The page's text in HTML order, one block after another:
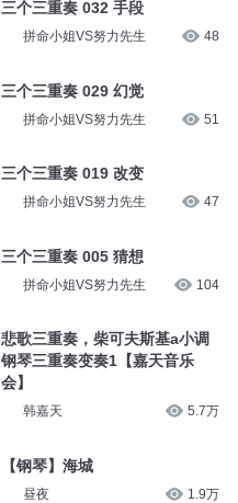
三个三重奏 032 手段
拼命小姐VS努力先生 48
三个三重奏 029 幻觉
拼命小姐VS努力先生 51
三个三重奏 019 改变
拼命小姐VS努力先生 47
三个三重奏 005 猜想
拼命小姐VS努力先生 104
悲歌三重奏，柴可夫斯基a小调
钢琴三重奏变奏1【嘉天音乐
会】
韩嘉天 5.7万
【钢琴】海城
昼夜 1.9万